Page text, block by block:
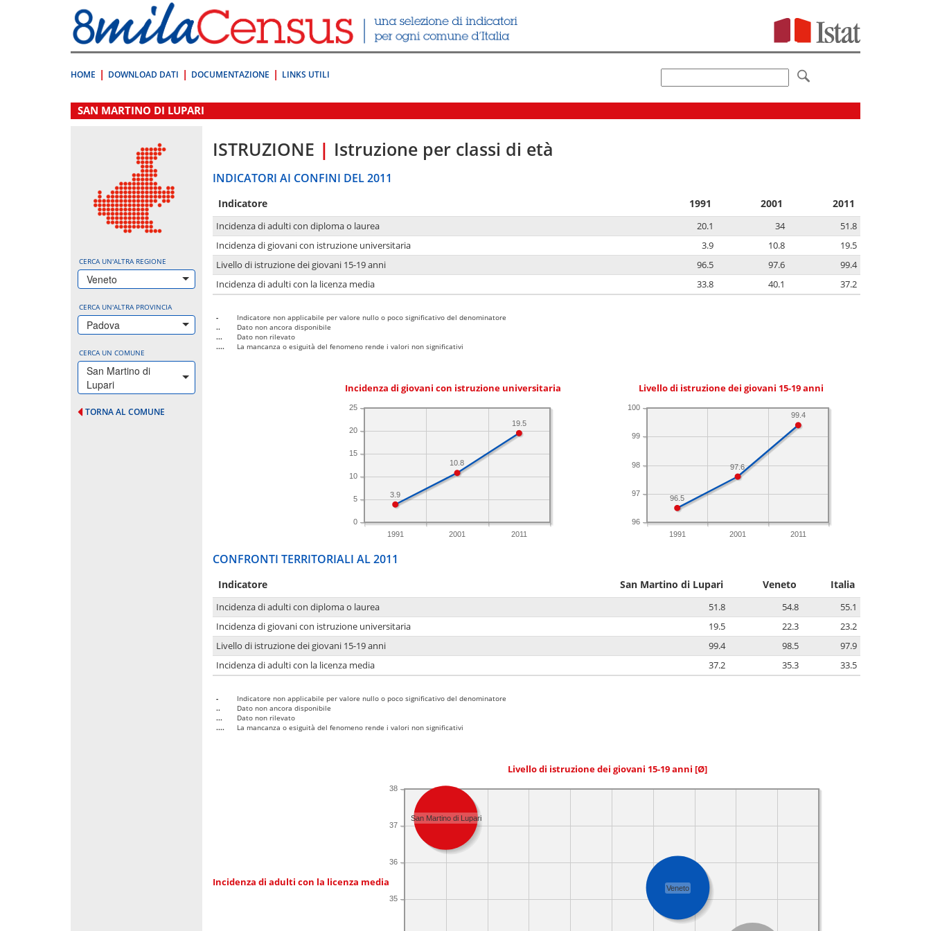
direttamente
a:
Contenuto
HOME DOWNLOAD DATI DOCUMENTAZIONE LINKS UTILI
.
SAN MARTINO DI LUPARI
CERCA UN'ALTRA REGIONE
Veneto
CERCA UN'ALTRA PROVINCIA
Padova
CERCA UN COMUNE
San Martino di
Lupari
TORNA AL COMUNE
ISTRUZIONE | Istruzione per classi di età
INDICATORI AI CONFINI DEL 2011
Indicatore 1991 2001 2011
Incidenza di adulti con diploma o laurea 20.1 34
51.8
Incidenza di giovani con istruzione universitaria
3.9 10.8
19.5
Livello di istruzione dei giovani 15-19 anni
96.5 97.6
99.4
Incidenza di adulti con la licenza media
33.8 40.1 37.2
-
Indicatore non applicabile per valore nullo o poco significativo del denominatore
..
Dato non ancora disponibile
...
Dato non rilevato
....
La mancanza o esiguità del fenomeno rende i valori non significativi
Incidenza di giovani con istruzione universitaria
1991 2001 2011
0
5
10
15
20
25
19.5
10.8
3.9
Livello di istruzione dei giovani 15-19 anni
1991 2001 2011
96
97
98
99
100
99.4
97.6
96.5
CONFRONTI TERRITORIALI AL 2011
Indicatore San Martino di Lupari Veneto Italia
Incidenza di adulti con diploma o laurea 51.8 54.8
55.1
Incidenza di giovani con istruzione universitaria
19.5 22.3
23.2
Livello di istruzione dei giovani 15-19 anni
99.4 98.5
97.9
Incidenza di adulti con la licenza media
37.2 35.3 33.5
-
Indicatore non applicabile per valore nullo o poco significativo del denominatore
..
Dato non ancora disponibile
...
Dato non rilevato
....
La mancanza o esiguità del fenomeno rende i valori non significativi
Livello di istruzione dei giovani 15-19 anni [Ø]
Incidenza di adulti con la licenza media
35
36
37
38
San Martino di Lupari
Veneto